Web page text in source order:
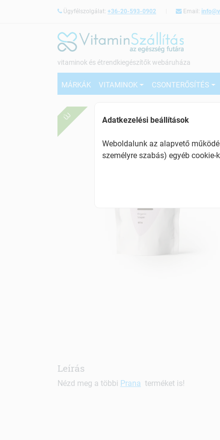
Ügyfélszolgálat: +36-20-593-0902 Email:
vitaminok és étrendkiegészítők webáruháza
MÁRKÁK VITAMINOK CSONTERŐSÍTÉS
ÚJ
Leírás
Nézd meg a többi Prana terméket is!
Adatkezelési beállítások
Weboldalunk az alapvető
személyre szabás) egyéb